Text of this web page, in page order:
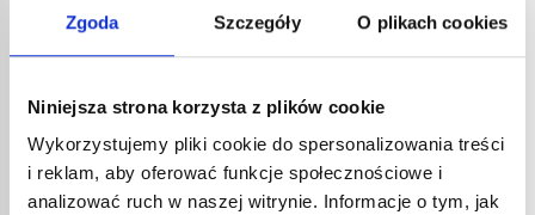
Zgoda Szczegóły O plikach cookies
Niniejsza strona korzysta z plików cookie
Wykorzystujemy pliki cookie do spersonalizowania treści
i reklam, aby oferować funkcje społecznościowe i
analizować ruch w naszej witrynie. Informacje o tym, jak
LANCA DO LUTOWANIA 4641
27,33€ netto
32,80 €brutto